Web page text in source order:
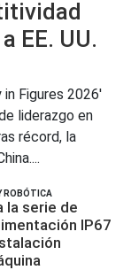
EE. UU.
Figures 2026'
liderazgo en
récord, la
ROBÓTICA
la serie de
IP67